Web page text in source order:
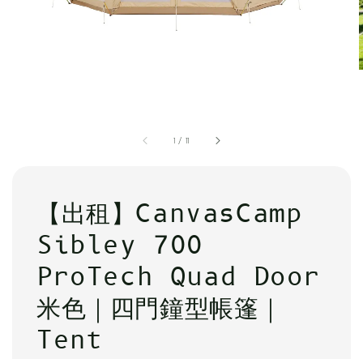
1 / 11
【出租】CanvasCamp
Sibley 700
ProTech Quad Door
米色｜四門鐘型帳篷｜
Tent